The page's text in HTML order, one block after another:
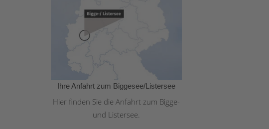
Ihre Anfahrt zum Biggesee/Listersee
Hier finden Sie die Anfahrt zum Bigge-
und Listersee.